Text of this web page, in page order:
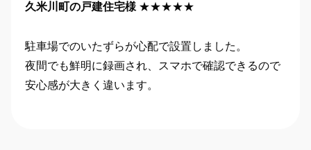
久米川町の戸建住宅様 ★★★★★
駐車場でのいたずらが心配で設置しました。
夜間でも鮮明に録画され、スマホで確認できるので
安心感が大きく違います。